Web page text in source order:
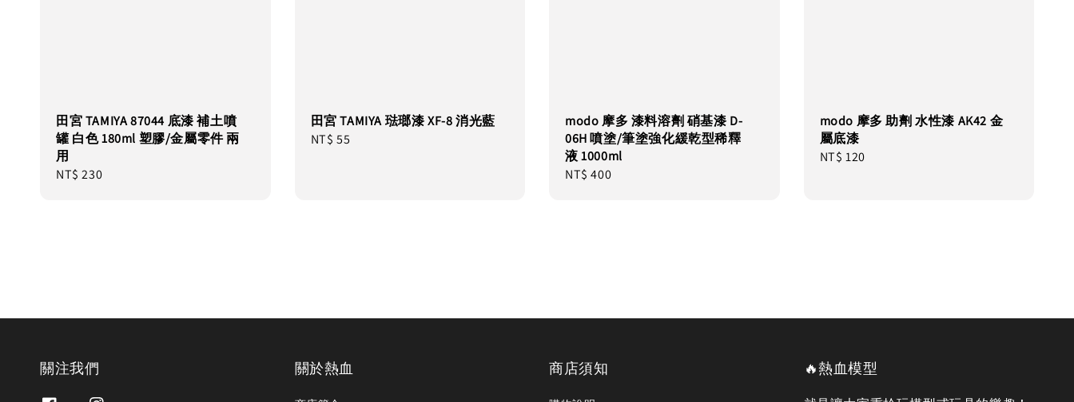
田宮 TAMIYA 87044 底漆 補土噴
罐 白色 180ml 塑膠/金屬零件 兩
用
Regular
NT$ 230
田宮 TAMIYA 琺瑯漆 XF-8 消光藍
Regular
NT$ 55
modo 摩多 漆料溶劑 硝基漆 D-
06H 噴塗/筆塗強化緩乾型稀釋
液 1000ml
Regular
NT$ 400
modo 摩多 助劑 水性漆 AK42 金
屬底漆
Regular
NT$ 120
關注我們 關於熱血 商店須知 🔥熱血模型